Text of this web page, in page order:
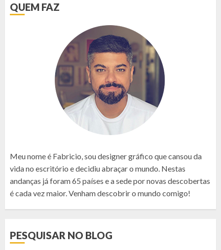
POSTS
QUEM FAZ
Meu nome é Fabricio, sou designer gráfico que cansou da
vida no escritório e decidiu abraçar o mundo. Nestas
andanças já foram 65 países e a sede por novas descobertas
é cada vez maior. Venham descobrir o mundo comigo!
PESQUISAR NO BLOG